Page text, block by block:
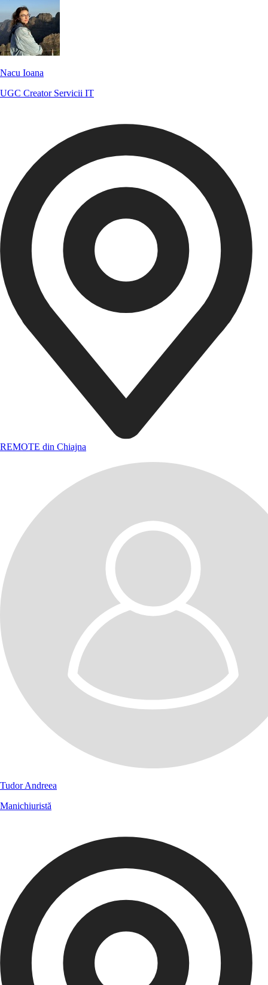
Nacu Ioana
UGC Creator Servicii IT
REMOTE din Chiajna
Tudor Andreea
Manichiuristă